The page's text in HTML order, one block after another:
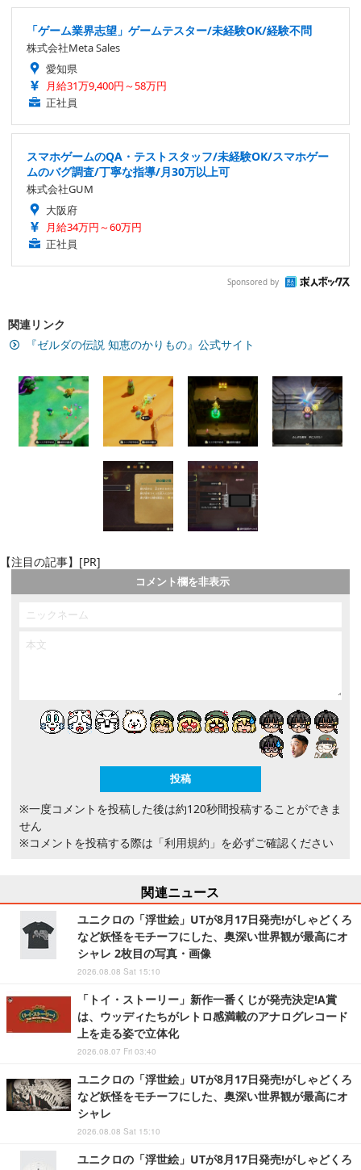
「ゲーム業界志望」ゲームテスター/未経験OK/経験不問
株式会社Meta Sales
愛知県
月給31万9,400円～58万円
正社員
スマホゲームのQA・テストスタッフ/未経験OK/スマホゲー
ムのバグ調査/丁寧な指導/月30万以上可
株式会社GUM
大阪府
月給34万円～60万円
正社員
Sponsored by
関連リンク
『ゼルダの伝説 知恵のかりもの』公式サイト
【注目の記事】[PR]
コメント欄を非表示
※一度コメントを投稿した後は約120秒間投稿することができま
せん
※コメントを投稿する際は 「利用規約」 を必ずご確認ください
関連ニュース
ユニクロの「浮世絵」UTが8月17日発売!がしゃどくろ
など妖怪をモチーフにした、奥深い世界観が最高にオ
シャレ 2枚目の写真・画像
2026.08.08 Sat 15:10
「トイ・ストーリー」新作一番くじが発売決定!A賞
は、ウッディたちがレトロ感満載のアナログレコード
上を走る姿で立体化
2026.08.07 Fri 03:40
ユニクロの「浮世絵」UTが8月17日発売!がしゃどくろ
など妖怪をモチーフにした、奥深い世界観が最高にオ
シャレ
2026.08.08 Sat 15:10
ユニクロの「浮世絵」UTが8月17日発売!がしゃどくろ